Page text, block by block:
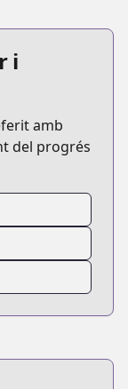
i
amb
del progrés